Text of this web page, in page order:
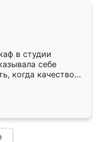
в студии
себе
когда качеством
кухня уже почти